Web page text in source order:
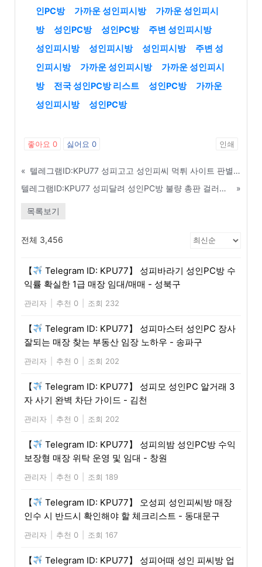
인PC방
가까운 성인피시방
가까운 성인피시
방
성인PC방 성인PC방
주변 성인피시방
성인피시방
성인피시방 성인피시방
주변 성
인피시방
가까운 성인피시방
가까운 성인피시
방
전국 성인PC방 리스트 성인PC방
가까운
성인피시방
성인PC방
좋아요 0 싫어요 0 인쇄
«
텔레그램ID:KPU77 성피고고 성인피씨 먹튀 사이트 판별기 및 검증 커뮤니티 - 금천구
텔레그램ID:KPU77 성피달려 성인PC방 불량 총판 걸러내는 3가지 핵심 기준 - 양산
»
목록보기
전체 3,456
【
Telegram ID: KPU77】 성피바라기 성인PC방 수
익률 확실한 1급 매장 임대/매매 - 성북구
관리자 추천 0 조회 232
【
Telegram ID: KPU77】 성피마스터 성인PC 장사
잘되는 매장 찾는 부동산 임장 노하우 - 송파구
관리자 추천 0 조회 202
【
Telegram ID: KPU77】 성피모 성인PC 알거래 3
자 사기 완벽 차단 가이드 - 김천
관리자 추천 0 조회 202
【
Telegram ID: KPU77】 성피의밤 성인PC방 수익
보장형 매장 위탁 운영 및 임대 - 창원
관리자 추천 0 조회 189
【
Telegram ID: KPU77】 오성피 성인피씨방 매장
인수 시 반드시 확인해야 할 체크리스트 - 동대문구
관리자 추천 0 조회 167
【
Telegram ID: KPU77】 성피어때 성인 피씨방 업